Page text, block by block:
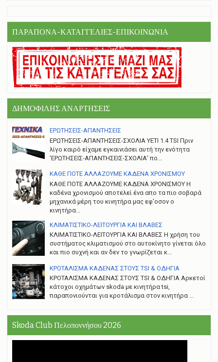
ΠΑΡΑΠΟΝΑ-ΚΑΤΑΓΓΕΛΙΕΣ-ΕΠΙΚΟΙΝΩΝΙΑ
ΔΗΜΟΦΙΛΗΣ ΑΝΑΡΤΗΣΕΙΣ
ΕΡΩΤΗΣΕΙΣ-ΑΠΑΝΤΗΣΕΙΣ
ΕΡΩΤΗΣΕΙΣ-ΑΠΑΝΤΗΣΕΙΣ-ΣΧΟΛΙΑ YETI 1.4 TSI Πριν
λίγο καιρό είχαμε εγκαινιάσει αυτή την ενότητα
'ΕΡΩΤΗΣΕΙΣ-ΑΠΑΝΤΗΣΕΙΣ-ΣΧΟΛΙΑ' πο...
ΚΑΘΕ ΠΟΤΕ ΑΛΛΑΖΟΥΜΕ ΚΑΔΕΝΑ ΧΡΟΝΙΣΜΟΥ
ΚΑΘΕ ΠΟΤΕ ΑΛΛΑΖΟΥΜΕ ΚΑΔΕΝΑ ΧΡΟΝΙΣΜΟΥ Η
καδένα χρονισμού αποτελεί ένα απο τα πιο σοβαρά
μηχανικά μέρη του κινητήρα μας εφ’οσον ο
κινητήρα...
ΚΛΙΜΑΤΙΣΤΙΚΟ-ΛΕΙΤΟΥΡΓΙΑ ΚΑΙ ΒΛΑΒΕΣ
ΚΛΙΜΑΤΙΣΤΙΚΟ-ΛΕΙΤΟΥΡΓΙΑ ΚΑΙ ΒΛΑΒΕΣ H χρήση του
συστήματος κλιματισμού στο αυτοκίνητο γίνεται όλο
και πιο συχνή και αν δεν το γνωρίζεται κ...
ΚΡΟΤΑΛΙΣΜΑ ΚΑΔΕΝΑΣ ΣΤΟΥΣ TSI & ΟΔΗΓΙΑ
ΚΡΟΤΑΛΙΣΜΑ ΚΑΔΕΝΑΣ ΣΤΟΥΣ TSI & ΟΔΗΓΙΑ Αρκετοί
κάτοχοι οχημάτων skoda με κινητήρα tsi,
παραπονιούνται για κροτάλισμα στον κινητήρα ...
Skoda Club Πελοποννήσου 2026